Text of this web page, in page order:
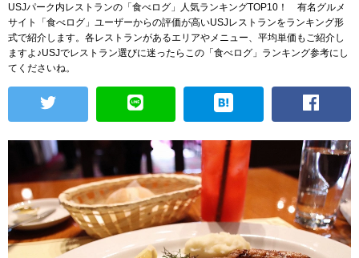
USJパーク内レストランの「食べログ」人気ランキングTOP10！ 有名グルメ
サイト「食べログ」ユーザーからの評価が高いUSJレストランをランキング形
式で紹介します。各レストランがあるエリアやメニュー、平均単価もご紹介し
ますよ♪USJでレストラン選びに迷ったらこの「食べログ」ランキング参考にし
てくださいね。